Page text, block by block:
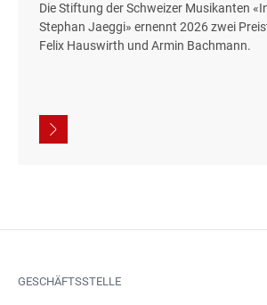
Die Stiftung der Schweizer Musikanten
Stephan Jaeggi» ernennt 2026 zwei
Felix Hauswirth und Armin Bachmann.
GESCHÄFTSSTELLE